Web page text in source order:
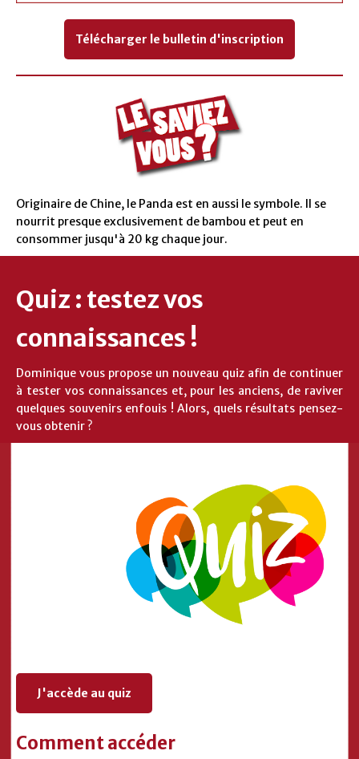
Télécharger le bulletin d'inscription
Originaire de Chine, le Panda est en aussi le symbole. Il se
nourrit presque exclusivement de bambou et peut en
consommer jusqu'à 20 kg chaque jour.
Quiz : testez vos
connaissances !
Dominique vous propose un nouveau quiz afin de continuer
à tester vos connaissances et, pour les anciens, de raviver
quelques souvenirs enfouis ! Alors, quels résultats pensez-
vous obtenir ?
J'accède au quiz
Comment accéder